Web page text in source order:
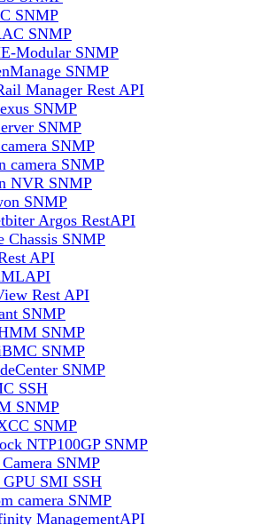
SNMP
SNMP
Modular SNMP
SNMP
Manager Rest API
SNMP
SNMP
SNMP
camera SNMP
NVR SNMP
SNMP
Argos RestAPI
Chassis SNMP
API
Rest API
SNMP
SNMP
SNMP
SNMP
SSH
SNMP
SNMP
NTP100GP SNMP
SNMP
SMI SSH
camera SNMP
ManagementAPI